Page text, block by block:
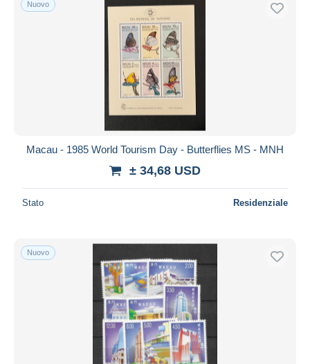
Spedizione gratuita
Metodi di pagamento
Bonifico bancario
Mastercard
Bancontact
iDeal
Maestro
Tutto il mondo
Aggiorna
Nuovo
Macau - 1985 World Tourism Day - Butterflies MS - MNH
± 34,68 USD
Stato Residenziale
Nuovo